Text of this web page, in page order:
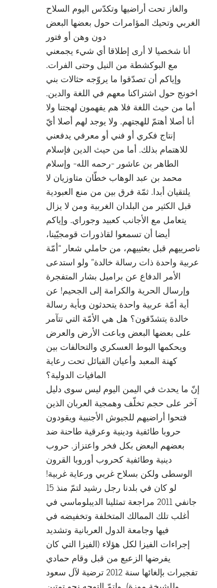
والغاز تحت أراضيها وتكدّس اليوم السلاح
الغربي وتحيك المؤامرات حول بعضها البعض
دون وهن أو فتور
أنا شخصيا لا أرى إطلاقا أي شيء يجمعني
مع البوكشطة من النيل وحتى الفرات.
وإياكم أن تصدّقوا ما يروّجه حثالات بني
اخونج حول اشتراكنا معهم في اللغة والدين.
أما من حيث اللغة فلا هم يفهمون لهجتنا ولا
أنا أصلا أهتمّ للهجتهم. ولا يوجد لهم أصلا أيّ
إنتاج فكري أو فني أو معرفي يدفعني
للاهتمام بذلك. أما من حيث الدين فإسلام
الطاهر بن عاشور -رحمه الله- وإسلام
محمد بن عبد الوهاب خطّان متاوزيان لا
يلتقيان أبدا. ثمّة فرق بين من منع العبودية
قبل الكثير من البلدان الغربية ومن لا يزال
يتعامل مع الأجانب كعبيد وجوراي. وإياكم
أيضا أن تسمعوا لقاذورات قومجيّينا،
ناصرييهم قبل بعثييهم، من حاملي شعار “أمّة
عربية واحدة ذات رسالة خالدة” ولو استدعى
الأمر الدفاع عن براميل بشار المتفجرة
وإرسال الحرية والكرامة إلى الجحيم! عن
أية أمّة عربية واحدة يتحدثون وبأية رسالة
خالدة يتشدّقون؟ هل هي الأمّة التي تتآمر
على بعضها البعض وباعت الأرض والعرض
ويحكمها البوط العسكري والتحالفات بين
كهنة المعبد وأعيان القبائل تحت رعاية
المافيات الدولية؟
إنّ ما يحدث في اليمن اليوم ليس سوى دليل
آخر على حجم تخلّف وهمجية العربان الذين
فتحوا أراضيهم للجيوش الأجنبية ويقودون
حروبا طائفية ودينية وعرقية طاحنة ضد
بعضهم البعض بكل فخر واعتزاز. حروب
دينية وطائفية كحروب أوروبا القرون
الوسطى ولكن بسلاح غربي ورعاية غربية!
لو كان في بلدنا رجل رشيد لتمّ منذ 15
جانفي 2011 مراجعة تمثلينا الديبلوماسي في
أغلب تلك الممالك المتخلفة وتخفيضه في
فيها وجامعة الدول العربانية وتشديد
إجراءات الفيزا لكل هؤلاء (الفيزا التي كان
يفرضها الزعبع من قبل وقام حمادي
تفجيرات بإلغائها سنة 2012 ترضية لآل سعود